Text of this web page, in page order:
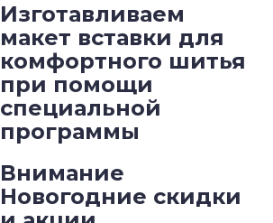
Изготавливаем
макет вставки для
комфортного шитья
при помощи
специальной
программы
Внимание
Новогодние скидки